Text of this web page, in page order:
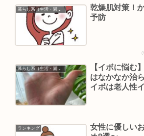
乾燥肌対策！
予防
暮らし系（生活・園芸など）
【イボに悩む
はなかなか治
イボは老人性
ランキング
女性に優しい